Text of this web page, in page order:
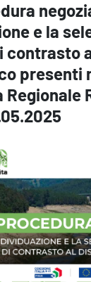
e la
contrasto
presenti